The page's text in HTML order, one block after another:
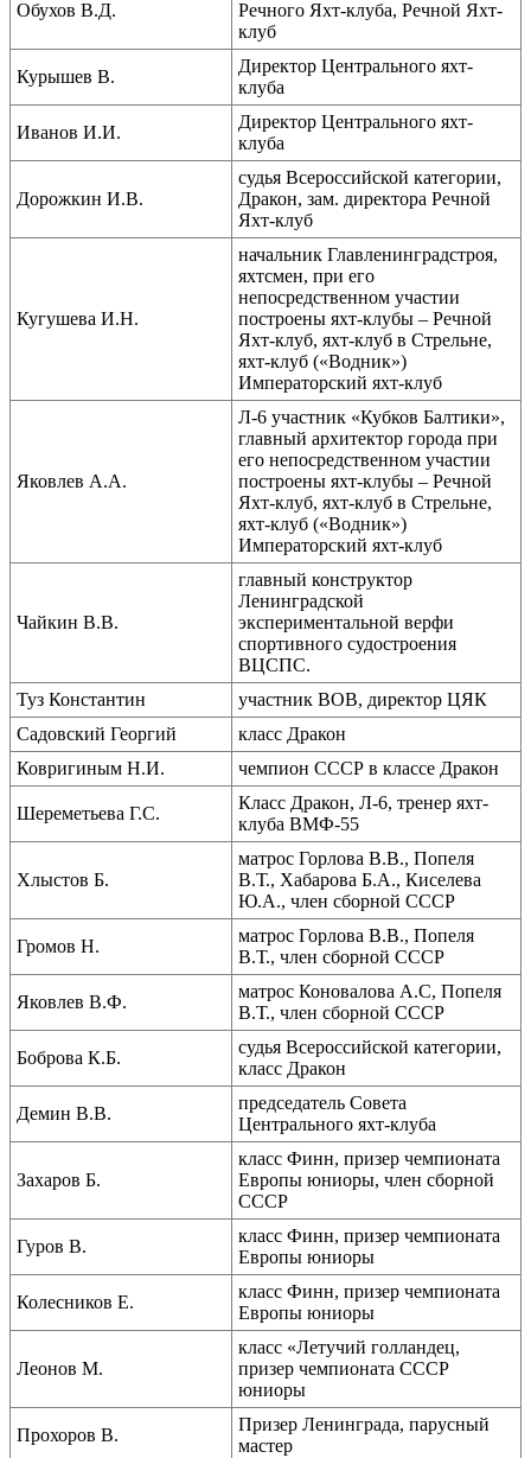
Обухов В.Д.
Речного Яхт-клуба, Речной Яхт-
клуб
Курышев В.
Директор Центрального яхт-
клуба
Иванов И.И.
Директор Центрального яхт-
клуба
Дорожкин И.В.
судья Всероссийской категории,
Дракон, зам. директора Речной
Яхт-клуб
Кугушева И.Н.
начальник Главленинградстроя,
яхтсмен, при его
непосредственном участии
построены яхт-клубы – Речной
Яхт-клуб, яхт-клуб в Стрельне,
яхт-клуб («Водник»)
Императорский яхт-клуб
Яковлев А.А.
Л-6 участник «Кубков Балтики»,
главный архитектор города при
его непосредственном участии
построены яхт-клубы – Речной
Яхт-клуб, яхт-клуб в Стрельне,
яхт-клуб («Водник»)
Императорский яхт-клуб
Чайкин В.В.
главный конструктор
Ленинградской
экспериментальной верфи
спортивного судостроения
ВЦСПС.
Туз Константин
участник ВОВ, директор ЦЯК
Садовский Георгий
класс Дракон
Ковригиным Н.И.
чемпион СССР в классе Дракон
Шереметьева Г.С.
Класс Дракон, Л-6, тренер яхт-
клуба ВМФ-55
Хлыстов Б.
матрос Горлова В.В., Попеля
В.Т., Хабарова Б.А., Киселева
Ю.А., член сборной СССР
Громов Н.
матрос Горлова В.В., Попеля
В.Т., член сборной СССР
Яковлев В.Ф.
матрос Коновалова А.С, Попеля
В.Т., член сборной СССР
Боброва К.Б.
судья Всероссийской категории,
класс Дракон
Демин В.В.
председатель Совета
Центрального яхт-клуба
Захаров Б.
класс Финн, призер чемпионата
Европы юниоры, член сборной
СССР
Гуров В.
класс Финн, призер чемпионата
Европы юниоры
Колесников Е.
класс Финн, призер чемпионата
Европы юниоры
Леонов М.
класс «Летучий голландец,
призер чемпионата СССР
юниоры
Прохоров В.
Призер Ленинграда, парусный
мастер